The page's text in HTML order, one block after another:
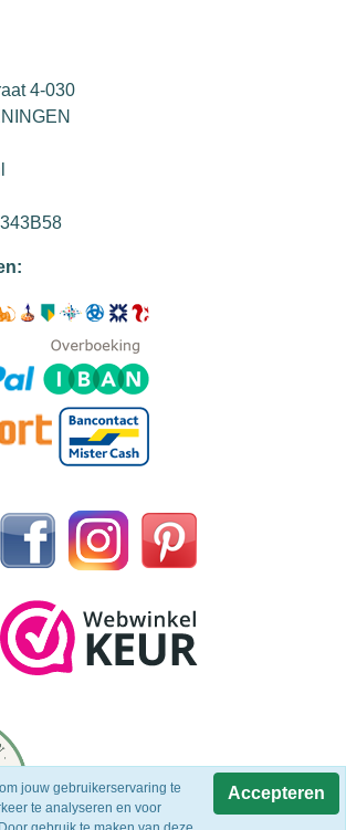
4-030
jouw gebruikerservaring te
te analyseren en voor
Accepteren